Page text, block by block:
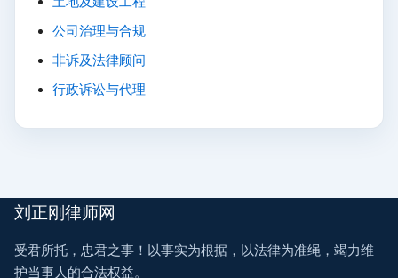
公司治理与合规
非诉及法律顾问
行政诉讼与代理
刘正刚律师网
受君所托，忠君之事！以事实为根据，以法律为准绳，竭力维
护当事人的合法权益。